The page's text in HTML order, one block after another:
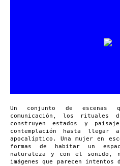
Un conjunto de escenas
comunicación, los rituales
construyen estados y
contemplación hasta
apocalíptico. Una mujer en
formas de habitar un
naturaleza y con el sonido,
imágenes que parecen